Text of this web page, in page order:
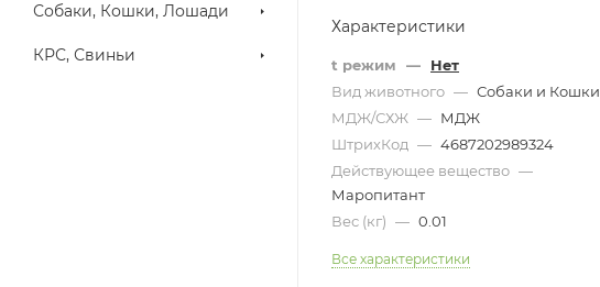
Собаки, Кошки, Лошади
КРС, Свиньи
Характеристики
t режим —
Нет
Вид животного — Собаки и Кошки
МДЖ/СХЖ — МДЖ
ШтрихКод — 4687202989324
Действующее вещество —
Маропитант
Вес (кг) — 0.01
Все характеристики